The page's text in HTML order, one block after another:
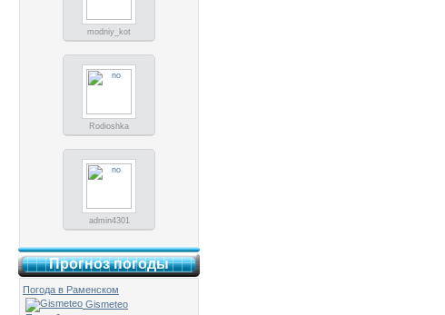
modniy_kot
Rodioshka
admin4301
Прогноз погоды
Погода в Раменском
Gismeteo